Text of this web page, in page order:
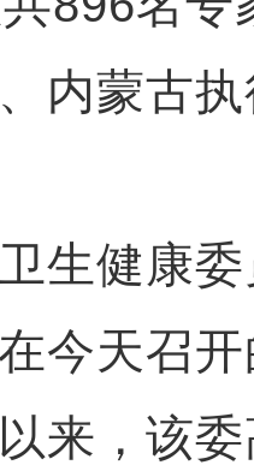
内蒙古
健康委
今天召
来，该